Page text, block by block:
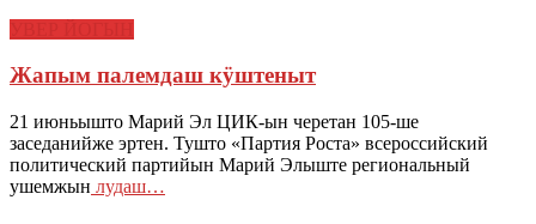
Жапым палемдаш кӱштеныт
21 июньышто Марий Эл ЦИК-ын черетан 105-ше
заседанийже эртен. Тушто «Партия Роста» всероссийский
политический партийын Марий Элыште региональный
ушемжын лудаш…